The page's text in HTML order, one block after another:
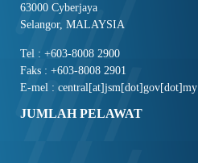
63000 Cyberjaya
Selangor, MALAYSIA
Tel : +603-8008 2900
Faks : +603-8008 2901
E-mel : central[at]jsm[dot]gov[dot]my
JUMLAH PELAWAT